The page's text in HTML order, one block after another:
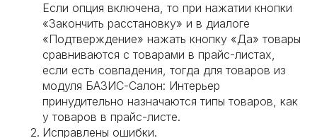
Если опция включена, то при нажатии кнопки
«Закончить расстановку» и в диалоге
«Подтверждение» нажать кнопку «Да» товары
сравниваются с товарами в прайс-листах,
если есть совпадения, тогда для товаров из
модуля БАЗИС-Салон: Интерьер
принудительно назначаются типы товаров, как
у товаров в прайс-листе.
Исправлены ошибки.